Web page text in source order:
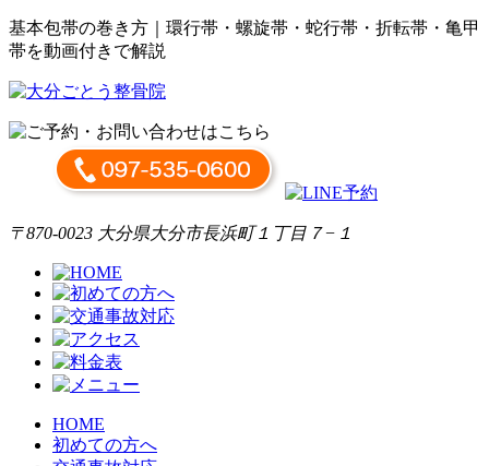
基本包帯の巻き方｜環行帯・螺旋帯・蛇行帯・折転帯・亀甲
帯を動画付きで解説
〒870-0023 大分県大分市長浜町１丁目７−１
HOME
初めての方へ